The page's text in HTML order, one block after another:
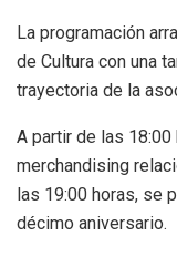
La programación
de Cultura con una
trayectoria de la
A partir de las
merchandising
las 19:00 horas, se
décimo aniversario.